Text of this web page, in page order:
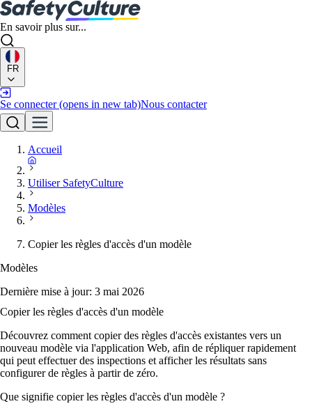
En savoir plus sur...
FR
Se connecter (opens in new tab)Nous contacter
Accueil
Utiliser SafetyCulture
Modèles
Copier les règles d'accès d'un modèle
Modèles
Dernière mise à jour: 3 mai 2026
Copier les règles d'accès d'un modèle
Découvrez comment copier des règles d'accès existantes vers un
nouveau modèle via l'application Web, afin de répliquer rapidement
qui peut effectuer des inspections et afficher les résultats sans
configurer de règles à partir de zéro.
Que signifie copier les règles d'accès d'un modèle ?